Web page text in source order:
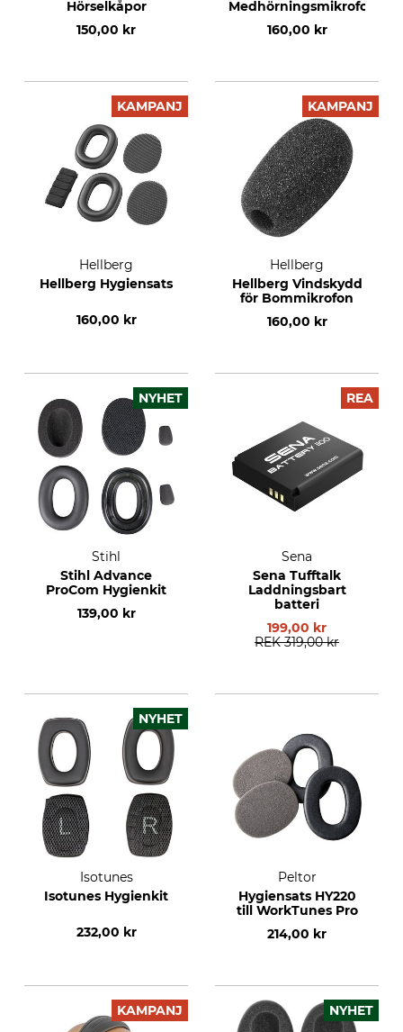
Hörselkåpor
150,00 kr
Medhörningsmikrofoner
160,00 kr
KAMPANJ
Hellberg
Hellberg Hygiensats
160,00 kr
KAMPANJ
Hellberg
Hellberg Vindskydd
för Bommikrofon
160,00 kr
NYHET
Stihl
Stihl Advance
ProCom Hygienkit
139,00 kr
REA
Sena
Sena Tufftalk
Laddningsbart
batteri
199,00 kr
REK 319,00 kr
NYHET
Isotunes
Isotunes Hygienkit
232,00 kr
Peltor
Hygiensats HY220
till WorkTunes Pro
214,00 kr
KAMPANJ NYHET